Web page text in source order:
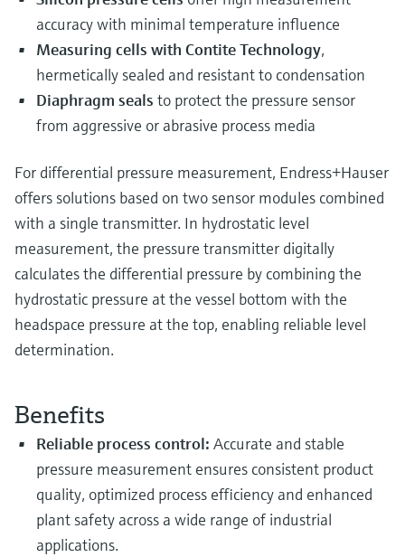
accuracy with minimal temperature influence
Measuring cells with Contite Technology,
hermetically sealed and resistant to condensation
Diaphragm seals to protect the pressure sensor
from aggressive or abrasive process media
For differential pressure measurement, Endress+Hauser
offers solutions based on two sensor modules combined
with a single transmitter. In hydrostatic level
measurement, the pressure transmitter digitally
calculates the differential pressure by combining the
hydrostatic pressure at the vessel bottom with the
headspace pressure at the top, enabling reliable level
determination.
Benefits
Reliable process control: Accurate and stable
pressure measurement ensures consistent product
quality, optimized process efficiency and enhanced
plant safety across a wide range of industrial
applications.